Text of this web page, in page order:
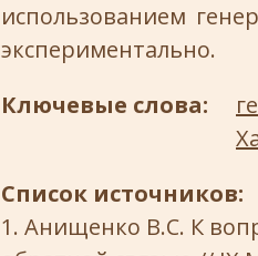
использованием
экспериментально.
Ключевые слова:
Список источников:
Анищенко B.C. К